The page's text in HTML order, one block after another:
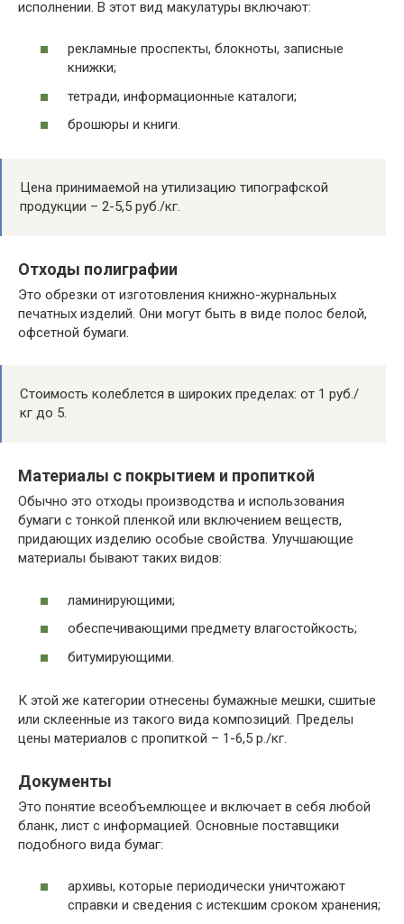
исполнении. В этот вид макулатуры включают:
рекламные проспекты, блокноты, записные
книжки;
тетради, информационные каталоги;
брошюры и книги.
Цена принимаемой на утилизацию типографской
продукции – 2-5,5 руб./кг.
Отходы полиграфии
Это обрезки от изготовления книжно-журнальных
печатных изделий. Они могут быть в виде полос белой,
офсетной бумаги.
Стоимость колеблется в широких пределах: от 1 руб./
кг до 5.
Материалы с покрытием и пропиткой
Обычно это отходы производства и использования
бумаги с тонкой пленкой или включением веществ,
придающих изделию особые свойства. Улучшающие
материалы бывают таких видов:
ламинирующими;
обеспечивающими предмету влагостойкость;
битумирующими.
К этой же категории отнесены бумажные мешки, сшитые
или склеенные из такого вида композиций. Пределы
цены материалов с пропиткой – 1-6,5 р./кг.
Документы
Это понятие всеобъемлющее и включает в себя любой
бланк, лист с информацией. Основные поставщики
подобного вида бумаг:
архивы, которые периодически уничтожают
справки и сведения с истекшим сроком хранения;